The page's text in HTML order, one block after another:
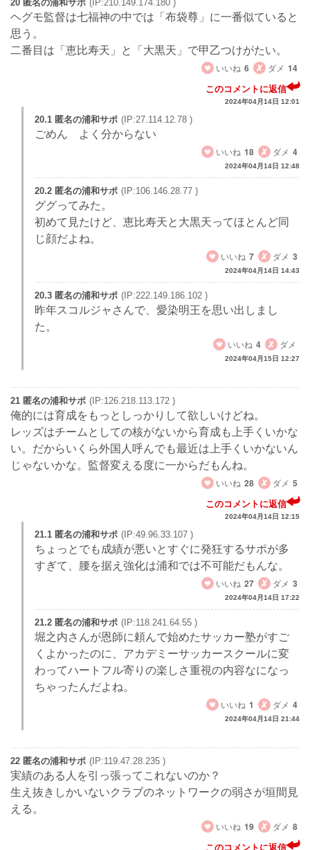
20 匿名の浦和サポ (IP:210.149.174.180 )
ヘグモ監督は七福神の中では「布袋尊」に一番似ていると
思う。
二番目は「恵比寿天」と「大黒天」で甲乙つけがたい。
いいね 6 ダメ 14
このコメントに返信
2024年04月14日 12:01
20.1 匿名の浦和サポ (IP:27.114.12.78 )
ごめん よく分からない
いいね 18 ダメ 4
2024年04月14日 12:48
20.2 匿名の浦和サポ (IP:106.146.28.77 )
ググってみた。
初めて見たけど、恵比寿天と大黒天ってほとんど同
じ顔だよね。
いいね 7 ダメ 3
2024年04月14日 14:43
20.3 匿名の浦和サポ (IP:222.149.186.102 )
昨年スコルジャさんで、愛染明王を思い出しまし
た。
いいね 4 ダメ
2024年04月15日 12:27
21 匿名の浦和サポ (IP:126.218.113.172 )
俺的には育成をもっとしっかりして欲しいけどね。
レッズはチームとしての核がないから育成も上手くいかな
い。だからいくら外国人呼んでも最近は上手くいかないん
じゃないかな。監督変える度に一からだもんね。
いいね 28 ダメ 5
このコメントに返信
2024年04月14日 12:15
21.1 匿名の浦和サポ (IP:49.96.33.107 )
ちょっとでも成績が悪いとすぐに発狂するサポが多
すぎて、腰を据え強化は浦和では不可能だもんな。
いいね 27 ダメ 3
2024年04月14日 17:22
21.2 匿名の浦和サポ (IP:118.241.64.55 )
堀之内さんが恩師に頼んで始めたサッカー塾がすご
くよかったのに、アカデミーサッカースクールに変
わってハートフル寄りの楽しさ重視の内容なになっ
ちゃったんだよね。
いいね 1 ダメ 4
2024年04月14日 21:44
22 匿名の浦和サポ (IP:119.47.28.235 )
実績のある人を引っ張ってこれないのか？
生え抜きしかいないクラブのネットワークの弱さが垣間見
える。
いいね 19 ダメ 8
このコメントに返信